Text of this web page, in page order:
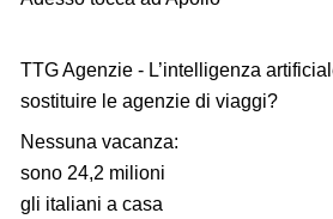
TTG Agenzie - L’intelligenza
sostituire le agenzie di viaggi?
Nessuna vacanza:
sono 24,2 milioni
gli italiani a casa